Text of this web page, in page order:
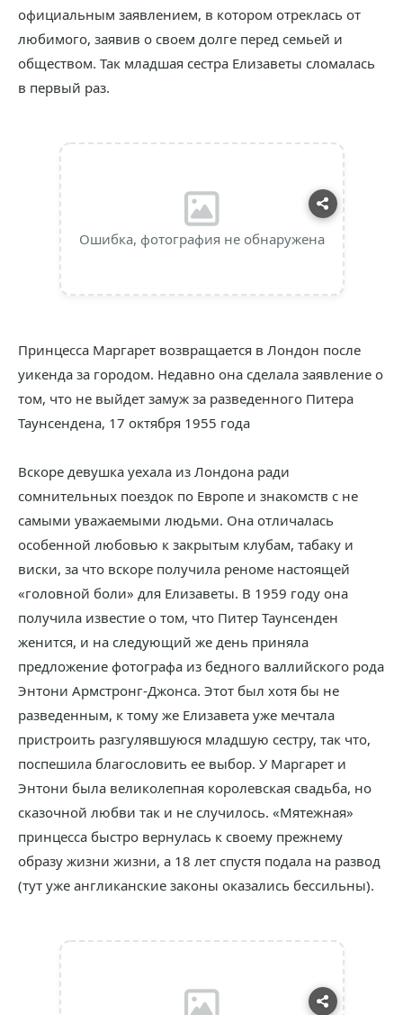
официальным заявлением, в котором отреклась от
любимого, заявив о своем долге перед семьей и
обществом. Так младшая сестра Елизаветы сломалась
в первый раз.
Ошибка, фотография не обнаружена
Принцесса Маргарет возвращается в Лондон после
уикенда за городом. Недавно она сделала заявление о
том, что не выйдет замуж за разведенного Питера
Таунсендена, 17 октября 1955 года
Вскоре девушка уехала из Лондона ради
сомнительных поездок по Европе и знакомств с не
самыми уважаемыми людьми. Она отличалась
особенной любовью к закрытым клубам, табаку и
виски, за что вскоре получила реноме настоящей
«головной боли» для Елизаветы. В 1959 году она
получила известие о том, что Питер Таунсенден
женится, и на следующий же день приняла
предложение фотографа из бедного валлийского рода
Энтони Армстронг-Джонса. Этот был хотя бы не
разведенным, к тому же Елизавета уже мечтала
пристроить разгулявшуюся младшую сестру, так что,
поспешила благословить ее выбор. У Маргарет и
Энтони была великолепная королевская свадьба, но
сказочной любви так и не случилось. «Мятежная»
принцесса быстро вернулась к своему прежнему
образу жизни жизни, а 18 лет спустя подала на развод
(тут уже англиканские законы оказались бессильны).